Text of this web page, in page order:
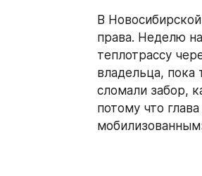
В
права. Неделю
теплотрассу
владельца, пока
сломали забор,
потому что